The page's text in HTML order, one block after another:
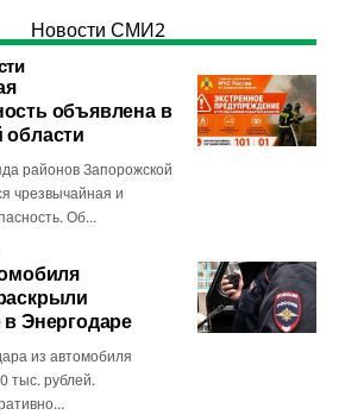
Новости СМИ2
объявлена в
районов Запорожской
чрезвычайная и
Об…
Энергодаре
из автомобиля
тыс. рублей.